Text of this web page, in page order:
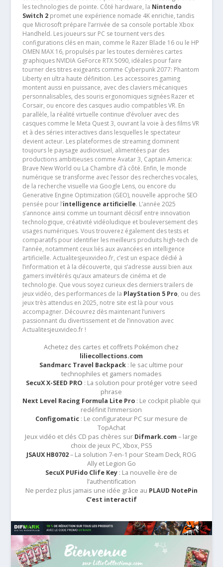
les technologies de pointe. Côté hardware, la Nintendo
Switch 2promet une expérience nomade 4K enrichie, tandis
que Microsoft prépare l’arrivée de sa console portable Xbox
Handheld. Les joueurs sur PC se tournent vers des
configurations clés en main, comme le Razer Blade 16 ou le HP
OMEN MAX 16, propulsés par les toutes dernières cartes
graphiques NVIDIA GeForce RTX 5090, idéales pour faire
tourner des titres exigeants comme Cyberpunk 2077: Phantom
Liberty en ultra haute définition. Les accessoires gaming
montent aussi en puissance, avec des claviers mécaniques
personnalisables, des souris ergonomiques signées Razer et
Corsair, ou encore des casques audio compatibles VR. En
parallèle, la réalité virtuelle continue d’évoluer avec des
casques comme le Meta Quest 3, ouvrant la voie à des films VR
et à des séries interactives dans lesquelles le spectateur
devient acteur. Les plateformes de streaming dominent
toujours le paysage audiovisuel, alimentées par des
productions ambitieuses comme Avatar 3, Captain America:
Brave New World ou La Chambre d’à côté. Enfin, le monde
numérique se transforme avec l’essor des recherches vocales,
de la recherche visuelle via Google Lens, ou encore du
Generative Engine Optimization (GEO), nouvelle approche SEO
pensée pour l’intelligence artificielle. L’année 2025
s’annonce ainsi comme un tournant décisif entre innovation
technologique, créativité vidéoludique et bouleversement des
usages numériques. Vous trouverez également des tests et
comparatifs pour identifier les meilleurs produits high-tech de
l’année, notamment ceux liés aux avancées en intelligence
artificielle. Actualitesjeuxvideo.fr, c’est un espace dédié à
l’information et à la découverte, qui s’adresse aussi bien aux
gamers invétérés qu’aux amateurs de cinéma et de
technologie. Que vous soyez curieux des derniers trailers de
jeux vidéo, des performances de la PlayStation 5 Pro, ou des
jeux très attendus en 2025, notre site est là pour vous
accompagner. Découvrez dès maintenant l’univers
passionnant du divertissement et de l’innovation avec
Actualitesjeuxvideo.fr !
Achetez des cartes et coffrets Pokémon chez
liliecollections.com
Sandmarc Travel Backpack : le sac ultime pour
technophiles et gamers nomades
SecuX X-SEED PRO : La solution pour protéger votre seed
phrase
Next Level Racing Formula Lite Pro: Le cockpit pliable qui
redéfinit l’immersion
Configomatic: Le configurateur PC sur mesure de
TopAchat
Jeux vidéo et clés CD pas chères sur Difmark.com – large
choix de jeux PC, Xbox, PS5
JSAUX HB0702– La solution 7-en-1 pour Steam Deck, ROG
Ally et Legion Go
SecuX PUFido Clife Key : La nouvelle ère de
l’authentification
Ne perdez plus jamais une idée grâce au PLAUD NotePin
C’est interactif